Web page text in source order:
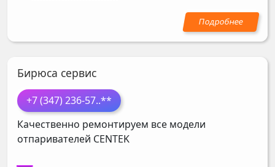
Бирюса сервис
+7 (347) 236-57..**
Качественно ремонтируем все модели
отпаривателей CENTEK